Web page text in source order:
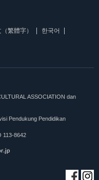
繁體字）
한국어
ASSOCIATION dan
Pendukung Pendidikan
113-8642